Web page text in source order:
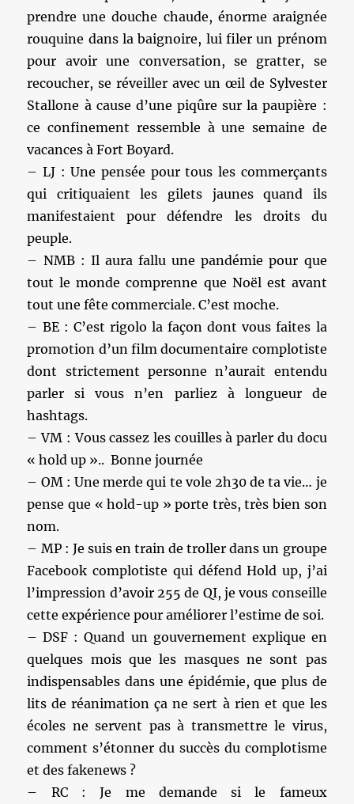
prendre une douche chaude, énorme araignée
rouquine dans la baignoire, lui filer un prénom
pour avoir une conversation, se gratter, se
recoucher, se réveiller avec un œil de Sylvester
Stallone à cause d’une piqûre sur la paupière :
ce confinement ressemble à une semaine de
vacances à Fort Boyard.
– LJ : Une pensée pour tous les commerçants
qui critiquaient les gilets jaunes quand ils
manifestaient pour défendre les droits du
peuple.
– NMB : Il aura fallu une pandémie pour que
tout le monde comprenne que Noël est avant
tout une fête commerciale. C’est moche.
– BE : C’est rigolo la façon dont vous faites la
promotion d’un film documentaire complotiste
dont strictement personne n’aurait entendu
parler si vous n’en parliez à longueur de
hashtags.
– VM : Vous cassez les couilles à parler du docu
« hold up ».. Bonne journée
– OM : Une merde qui te vole 2h30 de ta vie… je
pense que « hold-up » porte très, très bien son
nom.
– MP : Je suis en train de troller dans un groupe
Facebook complotiste qui défend Hold up, j’ai
l’impression d’avoir 255 de QI, je vous conseille
cette expérience pour améliorer l’estime de soi.
– DSF : Quand un gouvernement explique en
quelques mois que les masques ne sont pas
indispensables dans une épidémie, que plus de
lits de réanimation ça ne sert à rien et que les
écoles ne servent pas à transmettre le virus,
comment s’étonner du succès du complotisme
et des fakenews ?
– RC : Je me demande si le fameux